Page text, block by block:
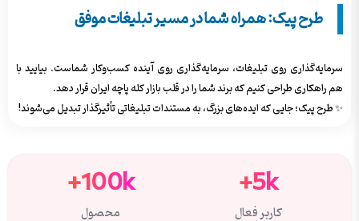
طرح پیک: همراه شما در مسیر تبلیغات موفق
سرمایه‌گذاری روی تبلیغات، سرمایه‌گذاری روی آینده کسب‌وکار شماست. بیایید با
هم راهکاری طراحی کنیم که برند شما را در قلب بازار کله پاچه ایران قرار دهد.
✨ طرح پیک؛ جایی که ایده‌های بزرگ، به مستندات تبلیغاتی تأثیرگذار تبدیل می‌شوند!
5k+
کاربر فعال
100k+
محصول